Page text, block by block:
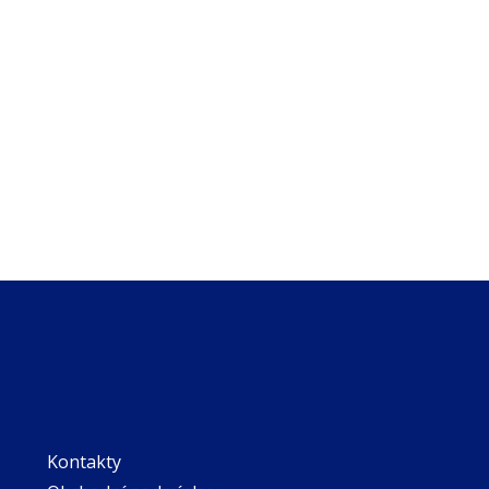
Kontakty